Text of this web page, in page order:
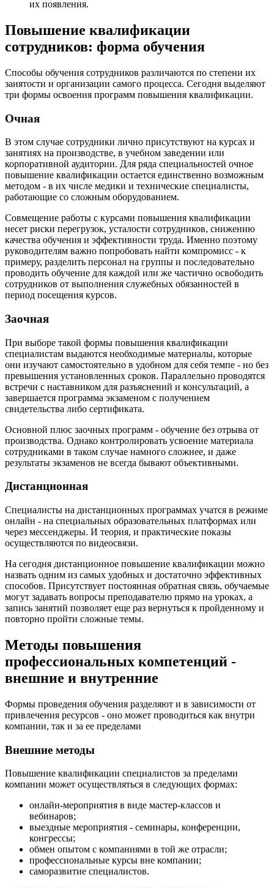
их появления.
Повышение квалификации
сотрудников: форма обучения
Способы обучения сотрудников различаются по степени их
занятости и организации самого процесса. Сегодня выделяют
три формы освоения программ повышения квалификации.
Очная
В этом случае сотрудники лично присутствуют на курсах и
занятиях на производстве, в учебном заведении или
корпоративной аудитории. Для ряда специальностей очное
повышение квалификации остается единственно возможным
методом - в их числе медики и технические специалисты,
работающие со сложным оборудованием.
Совмещение работы с курсами повышения квалификации
несет риски перегрузок, усталости сотрудников, снижению
качества обучения и эффективности труда. Именно поэтому
руководителям важно попробовать найти компромисс - к
примеру, разделить персонал на группы и последовательно
проводить обучение для каждой или же частично освободить
сотрудников от выполнения служебных обязанностей в
период посещения курсов.
Заочная
При выборе такой формы повышения квалификации
специалистам выдаются необходимые материалы, которые
они изучают самостоятельно в удобном для себя темпе - но без
превышения установленных сроков. Параллельно проводятся
встречи с наставником для разъяснений и консультаций, а
завершается программа экзаменом с получением
свидетельства либо сертификата.
Основной плюс заочных программ - обучение без отрыва от
производства. Однако контролировать усвоение материала
сотрудниками в таком случае намного сложнее, и даже
результаты экзаменов не всегда бывают объективными.
Дистанционная
Специалисты на дистанционных программах учатся в режиме
онлайн - на специальных образовательных платформах или
через мессенджеры. И теория, и практические показы
осуществляются по видеосвязи.
На сегодня дистанционное повышение квалификации можно
назвать одним из самых удобных и достаточно эффективных
способов. Присутствует постоянная обратная связь, обучаемые
могут задавать вопросы преподавателю прямо на уроках, а
запись занятий позволяет еще раз вернуться к пройденному и
повторно пройти сложные темы.
Методы повышения
профессиональных компетенций -
внешние и внутренние
Формы проведения обучения разделяют и в зависимости от
привлечения ресурсов - оно может проводиться как внутри
компании, так и за ее пределами
Внешние методы
Повышение квалификации специалистов за пределами
компании может осуществляться в следующих формах:
онлайн-мероприятия в виде мастер-классов и
вебинаров;
выездные мероприятия - семинары, конференции,
конгрессы;
обмен опытом с компаниями в той же отрасли;
профессиональные курсы вне компании;
саморазвитие специалистов.